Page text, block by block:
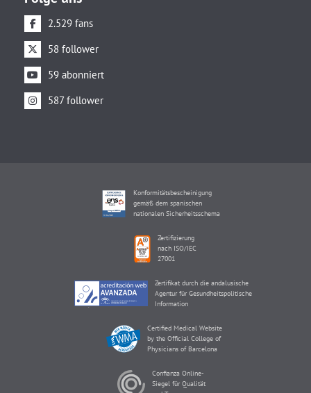
2.529 fans
58 follower
59 abonniert
587 follower
Konformitätsbescheinigung
gemäß dem spanischen
nationalen Sicherheitsschema
Zertifizierung
nach ISO/IEC
27001
Zertifikat durch die andalusische
Agentur für Gesundheitspolitische
Information
Certified Medical Website
by the Official College of
Physicians of Barcelona
Confianza Online-
Siegel für Qualität